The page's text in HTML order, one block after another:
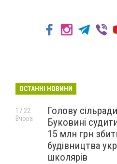
ОСТАННІ НОВИНИ
Голову
Буковині
15 млн грн
будівництва
школярів
17:22
Вчора